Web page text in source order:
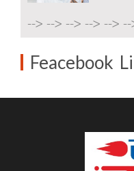
--> --> --> --> --> --
Feacebook